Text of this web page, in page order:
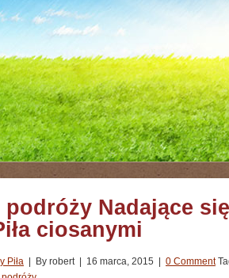
podróży Nadające
ciosanymi
Piła | By robert | 16 marca, 2015 | 0 Comment